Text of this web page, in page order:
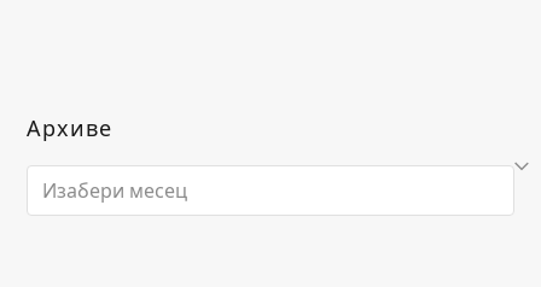
Архиве
Архиве